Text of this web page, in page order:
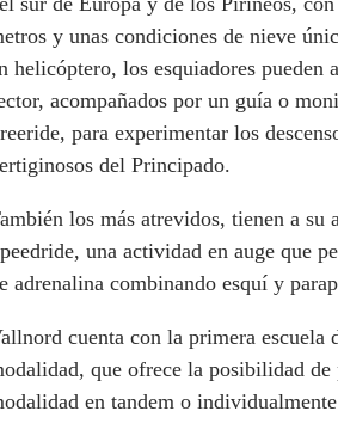
y unas condiciones de nieve
helicóptero, los esquiadores pueden
acompañados por un guía o
para experimentar los
del Principado.
los más atrevidos, tienen a su
una actividad en auge que
adrenalina combinando esquí y
cuenta con la primera escuela
que ofrece la posibilidad de
en tandem o